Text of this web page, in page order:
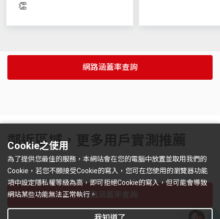
👏
網路涵蓋率查詢
鄰近區域，更多用戶實測推薦
網路涵蓋率查詢
Cookie之使用
為了提供您最佳的服務，本網站會在您的電腦中放置並取用我們的
Cookie，若您不願接受Cookie的寫入，您可在您使用的瀏覽器功能
項中設定隱私權等級為高，即可拒絕Cookie的寫入，但可能會導致
網站某些功能無法正常執行。